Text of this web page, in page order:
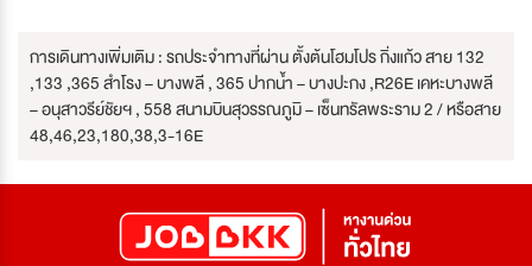
การเดินทางเพิ่มเติม : รถประจำทางที่ผ่าน ตั้งต้นโฮมโปร กิ่งแก้ว สาย 132
,133 ,365 สำโรง – บางพลี , 365 ปากน้ำ – บางปะกง ,R26E เคหะบางพลี
– อนุสาวรีย์ชัยฯ , 558 สนามบินสุวรรณภูมิ – เซ็นทรัลพระราม 2 / หรือสาย
48,46,23,180,38,3-16E